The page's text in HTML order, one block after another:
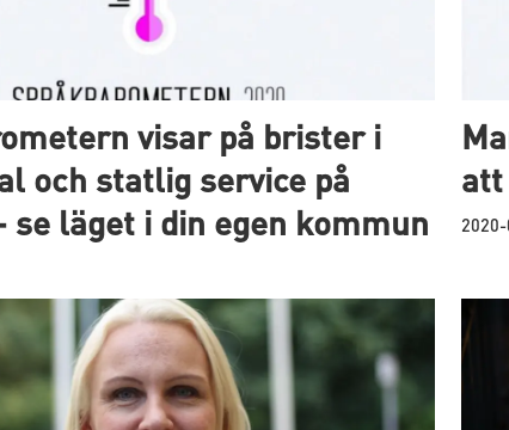
visar på brister i
och statlig service på
se läget i din egen kommun
att